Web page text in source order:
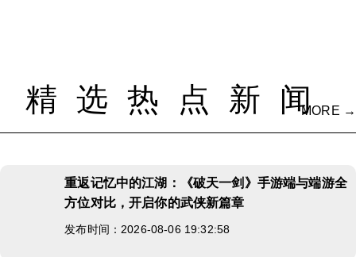
精选热点新闻
MORE →
重返记忆中的江湖：《破天一剑》手游端与端游全
方位对比，开启你的武侠新篇章
发布时间：2026-08-06 19:32:58